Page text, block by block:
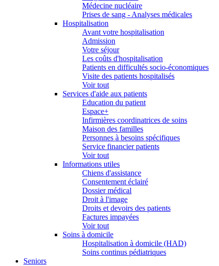
Médecine nucléaire
Prises de sang - Analyses médicales
Hospitalisation
Avant votre hospitalisation
Admission
Votre séjour
Les coûts d'hospitalisation
Patients en difficultés socio-économiques
Visite des patients hospitalisés
Voir tout
Services d'aide aux patients
Education du patient
Espace+
Infirmières coordinatrices de soins
Maison des familles
Personnes à besoins spécifiques
Service financier patients
Voir tout
Informations utiles
Chiens d'assistance
Consentement éclairé
Dossier médical
Droit à l'image
Droits et devoirs des patients
Factures impayées
Voir tout
Soins à domicile
Hospitalisation à domicile (HAD)
Soins continus pédiatriques
Seniors